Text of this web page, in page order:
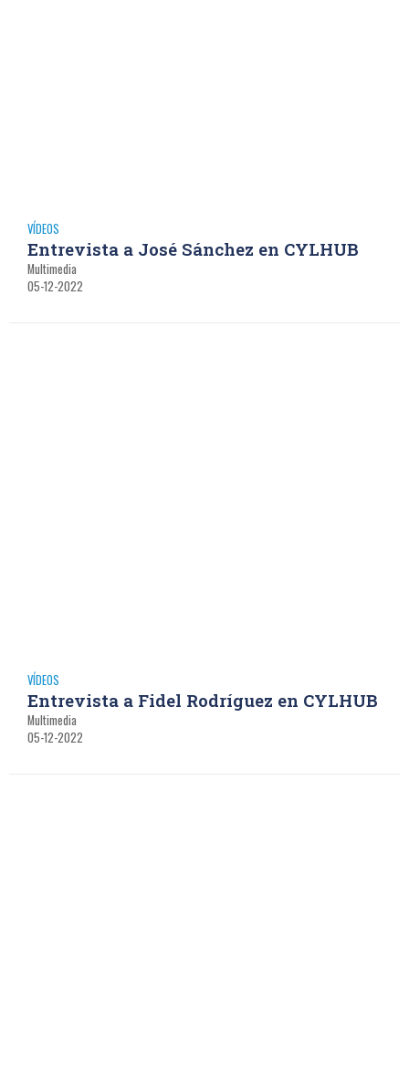
VÍDEOS
Entrevista a José Sánchez en CYLHUB
Multimedia
05-12-2022
VÍDEOS
Entrevista a Fidel Rodríguez en CYLHUB
Multimedia
05-12-2022